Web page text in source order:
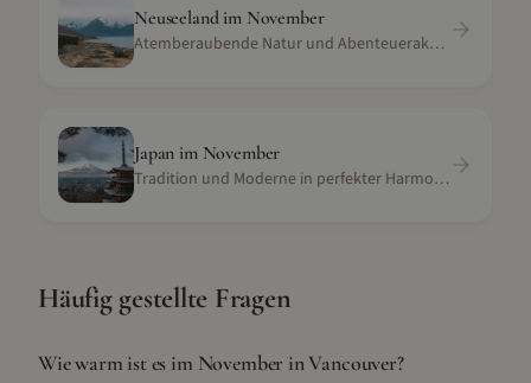
Neuseelandim November
Atemberaubende Natur und Abenteueraktivitäten
Japan im November
Tradition und Moderne in perfekter Harmonie
Häufig gestellte Fragen
Wie warm ist es im November in Vancouver?